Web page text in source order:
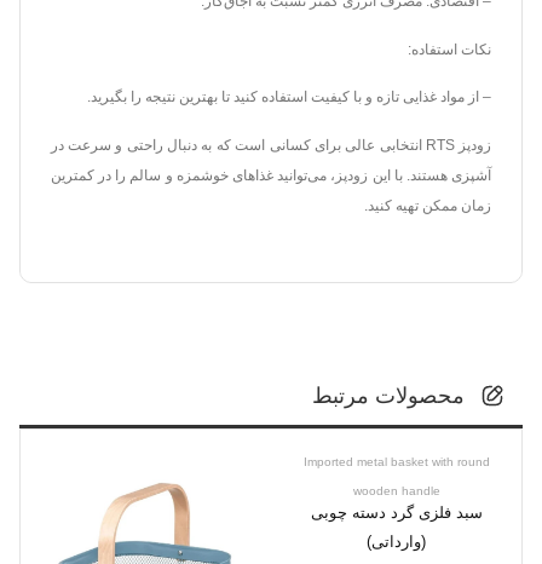
نکات استفاده:
– از مواد غذایی تازه و با کیفیت استفاده کنید تا بهترین نتیجه را بگیرید.
زودپز RTS انتخابی عالی برای کسانی است که به دنبال راحتی و سرعت در
آشپزی هستند. با این زودپز، می‌توانید غذاهای خوشمزه و سالم را در کمترین
زمان ممکن تهیه کنید.
محصولات مرتبط
Imported metal basket with round
wooden handle
سبد فلزی گرد دسته چوبی
(وارداتی)